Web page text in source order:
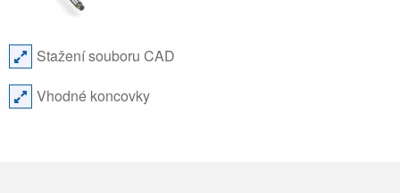
Stažení souboru CAD
Vhodné koncovky